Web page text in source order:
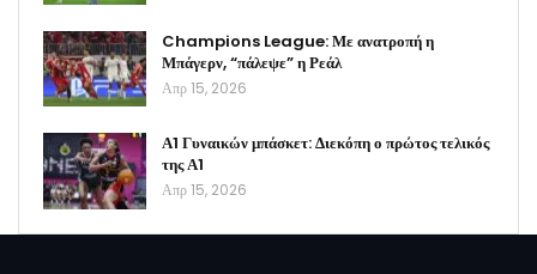
Champions League: Με ανατροπή η
Μπάγερν, “πάλεψε” η Ρεάλ
Απρ 15, 2026
Α1 Γυναικών μπάσκετ: Διεκόπη ο πρώτος τελικός
της Α1
Απρ 15, 2026